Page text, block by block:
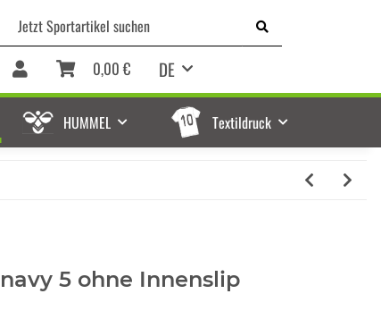
DE
0,00 €
HUMMEL Textildruck
5 ohne Innenslip